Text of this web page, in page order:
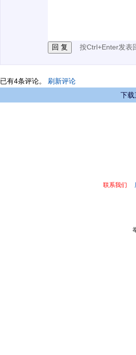
按Ctrl+Enter发表
已有4条评论。 刷新评论
下载
联系我们